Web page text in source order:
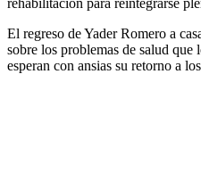
rehabilitación para reintegrarse
El regreso de Yader Romero a
sobre los problemas de salud que
esperan con ansias su retorno a